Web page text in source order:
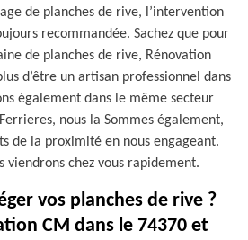
de planches de rive, l’intervention
recommandée. Sachez que pour
de planches de rive, Rénovation
d’être un artisan professionnel dans
également dans le même secteur
nous la Sommes également,
de la proximité en nous engageant.
viendrons chez vous rapidement.
vos planches de rive ?
CM dans le 74370 et